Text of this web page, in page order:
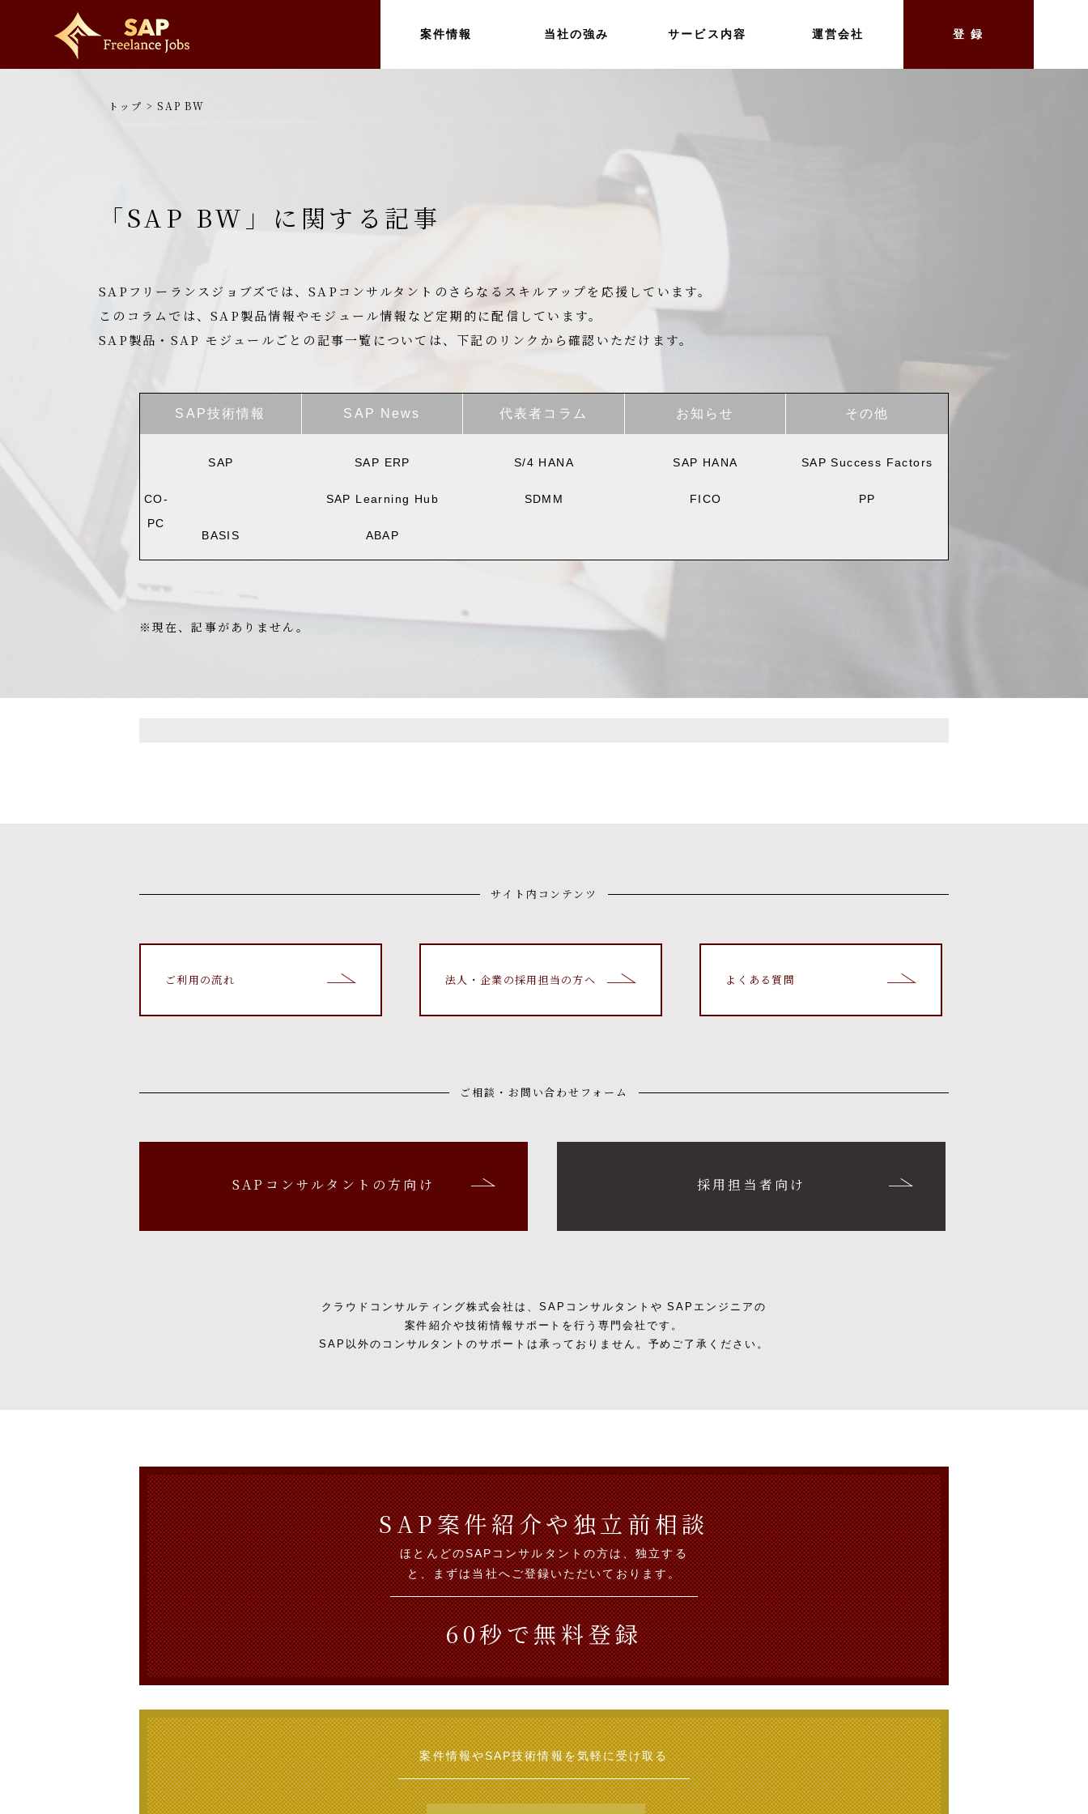
案件情報 当社の強み サービス内容 運営会社 登 録
トップ >SAP BW
「SAP BW」に関する記事
SAPフリーランスジョブズでは、SAPコンサルタントのさらなるスキルアップを応援しています。
このコラムでは、SAP製品情報やモジュール情報など定期的に配信しています。
SAP製品・SAP モジュールごとの記事一覧については、下記のリンクから確認いただけます。
SAP技術情報 SAP News 代表者コラム お知らせ その他
SAP
CO-
PC
SAP ERP S/4 HANA SAP HANA SAP Success Factors
SAP Learning Hub SDMM FICO PP
BASIS ABAP
※現在、記事がありません。
サイト内コンテンツ
ご利用の流れ 法人・企業の採用担当の方へ よくある質問
ご相談・お問い合わせフォーム
SAPコンサルタントの方向け 採用担当者向け
クラウドコンサルティング株式会社は、SAPコンサルタントや SAPエンジニアの
案件紹介や技術情報サポートを行う専門会社です。
SAP以外のコンサルタントのサポートは承っておりません。予めご了承ください。
SAP案件紹介や独立前相談
ほとんどのSAPコンサルタントの方は、独立する
と、まずは当社へご登録いただいております。
60秒で無料登録
案件情報やSAP技術情報を気軽に受け取る